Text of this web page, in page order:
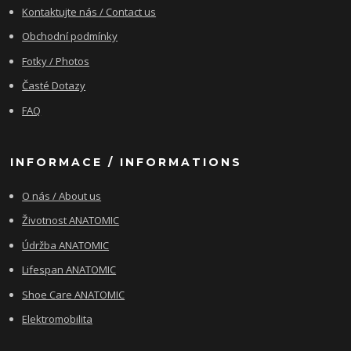
Kontaktujte nás / Contact us
Obchodní podmínky
Fotky / Photos
Časté Dotazy
FAQ
INFORMACE / INFORMATIONS
O nás / About us
Životnost ANATOMIC
Údržba ANATOMIC
Lifespan ANATOMIC
Shoe Care ANATOMIC
Elektromobilita